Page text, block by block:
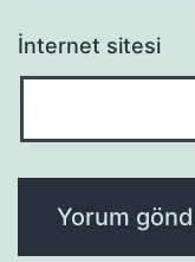
İnternet sitesi